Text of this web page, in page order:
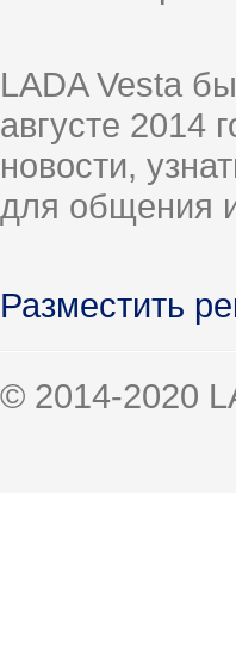
LADA Vesta
августе 2014
новости,
для общения
Разместить
© 2014-2020